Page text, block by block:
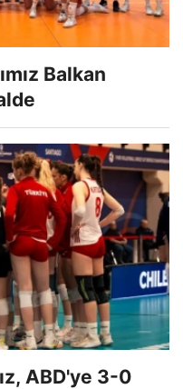
Balkan
ABD'ye 3-0